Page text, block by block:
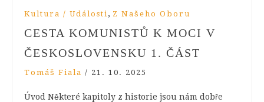
Kultura / Události , Z Našeho Oboru
CESTA KOMUNISTŮ K MOCI V
ČESKOSLOVENSKU 1. ČÁST
Tomáš Fiala / 21. 10. 2025
Úvod Některé kapitoly z historie jsou nám dobře